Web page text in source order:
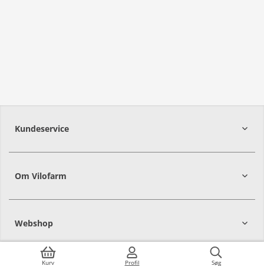
Kurv Profil Søg
Kundeservice
Om Vilofarm
Webshop